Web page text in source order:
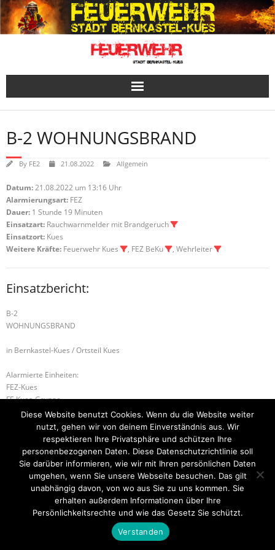
Skip
to
content
B-2 WOHNUNGSBRAND
By FE2 21.08.2022 Allgemein
Datum:21.08.2022 um 13:16 Uhr
Alarmierungsart: FEZ
Dauer: 1 Stunde 19 Minuten
Einsatzart: Rauchwarnmelder mit Brandgeruch
Einsatzort: Kues
Weitere Kräfte: Feuerwehr Kues , FEZ BeKu , Wehrleiter
Einsatzbericht:
B-2
WOHNUNGSBRAND
in Bernkastel-Kues / Ortsteil Kues
Alarmierte Einheiten:
FEZ-Kues
FF-Kues-Gruppe
WL-Bernkastel-Kues
B-1 RAUCHENTWICKLUNG IM FREIEN
B-2 RAUCHWARNMELDER
Startseite Einsätze Mitglied werden Über uns
Kontakt
Think Up Themes Ltd. Powered by
Diese Website benutzt Cookies. Wenn du die Website weiter
nutzt, gehen wir von deinem Einverständnis aus. Wir
respektieren Ihre Privatsphäre und schützen Ihre
personenbezogenen Daten. Diese Datenschutzrichtlinie soll
Sie darüber informieren, wie wir mit Ihren persönlichen Daten
umgehen, wenn Sie unsere Webseite besuchen. Das gilt
unabhängig davon, von wo aus Sie zu uns kommen. Sie
erhalten außerdem Informationen über Ihre
Persönlichkeitsrechte und wie das Gesetz Sie schützt.
Verstanden